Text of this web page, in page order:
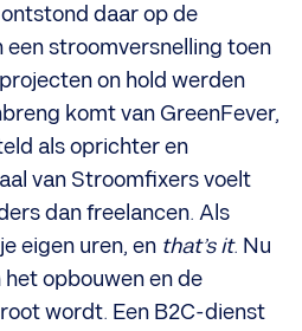
daar op de
een stroomversnelling toen
on hold werden
komt van GreenFever,
als oprichter en
van Stroomfixers voelt
dan freelancen. Als
eigen uren, en that’s it. Nu
het opbouwen en de
wordt. Een B2C-dienst